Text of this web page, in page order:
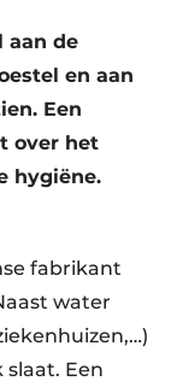
aan de
en aan
Een
over het
hygiëne.
fabrikant
water
Een